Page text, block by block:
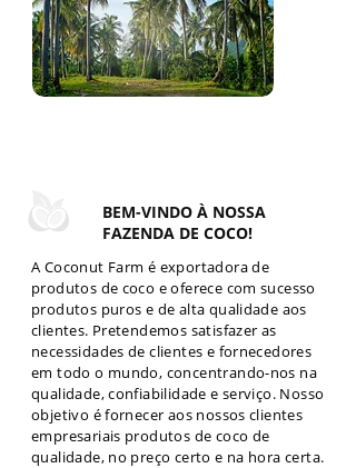
BEM-VINDO À NOSSA
FAZENDA DE COCO!
A Coconut Farm é exportadora de
produtos de coco e oferece com sucesso
produtos puros e de alta qualidade aos
clientes. Pretendemos satisfazer as
necessidades de clientes e fornecedores
em todo o mundo, concentrando-nos na
qualidade, confiabilidade e serviço. Nosso
objetivo é fornecer aos nossos clientes
empresariais produtos de coco de
qualidade, no preço certo e na hora certa.